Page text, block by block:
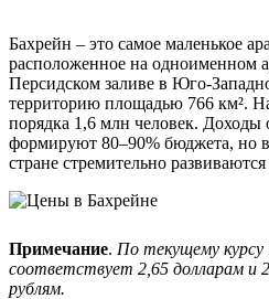
Бахрейн – это самое маленькое
расположенное на одноименном
Персидском заливе в Юго-
территорию площадью 766 км².
порядка 1,6 млн человек. Доходы
формируют 80–90% бюджета, но
стране стремительно
Примечание. По текущему курсу
соответствует 2,65 долларам и
рублям.